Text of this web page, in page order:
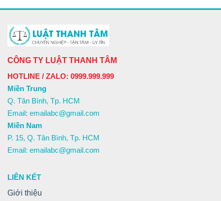
CÔNG TY LUẬT THANH TÂM
HOTLINE / ZALO: 0999.999.999
Miền Trung
Q. Tân Bình, Tp. HCM
Email: emailabc@gmail.com
Miền Nam
P. 15, Q. Tân Bình, Tp. HCM
Email: emailabc@gmail.com
LIÊN KẾT
Giới thiệu